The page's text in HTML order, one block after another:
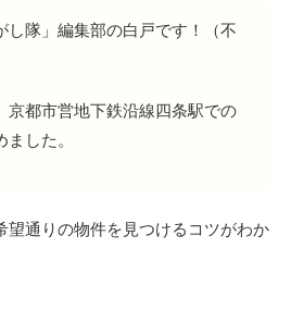
し隊」編集部の白戸です！（不
都市営地下鉄沿線四条駅での
した。
通りの物件を見つけるコツがわか